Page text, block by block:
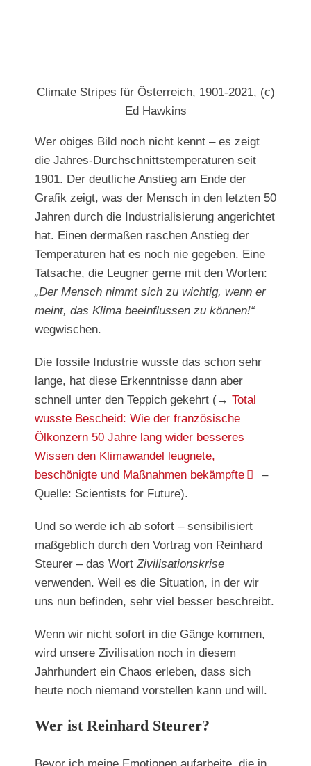
Climate Stripes für Österreich, 1901-2021, (c)
Ed Hawkins
Wer obiges Bild noch nicht kennt – es zeigt
die Jahres-Durchschnittstemperaturen seit
1901. Der deutliche Anstieg am Ende der
Grafik zeigt, was der Mensch in den letzten 50
Jahren durch die Industrialisierung angerichtet
hat. Einen dermaßen raschen Anstieg der
Temperaturen hat es noch nie gegeben. Eine
Tatsache, die Leugner gerne mit den Worten:
„Der Mensch nimmt sich zu wichtig, wenn er
meint, das Klima beeinflussen zu können!“
wegwischen.
Die fossile Industrie wusste das schon sehr
lange, hat diese Erkenntnisse dann aber
schnell unter den Teppich gekehrt (→ Total
wusste Bescheid: Wie der französische
Ölkonzern 50 Jahre lang wider besseres
Wissen den Klimawandel leugnete,
beschönigte und Maßnahmen bekämpfte
–
Quelle: Scientists for Future).
Und so werde ich ab sofort – sensibilisiert
maßgeblich durch den Vortrag von Reinhard
Steurer – das WortZivilisationskrise
verwenden. Weil es die Situation, in der wir
uns nun befinden, sehr viel besser beschreibt.
Wenn wir nicht sofort in die Gänge kommen,
wird unsere Zivilisation noch in diesem
Jahrhundert ein Chaos erleben, dass sich
heute noch niemand vorstellen kann und will.
Wer ist Reinhard Steurer?
Bevor ich meine Emotionen aufarbeite, die in